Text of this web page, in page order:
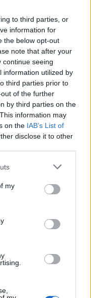
to third parties, or
information for
the below opt-out
note that after your
continue seeing
information utilized by
third parties prior to
of the further
by third parties on the
information may
on the IAB’s List of
disclose it to other
one or more Google
You may click to
third-party tags to
in below Google
my
ΠΡΟΟΡΙΣΜΟΙ